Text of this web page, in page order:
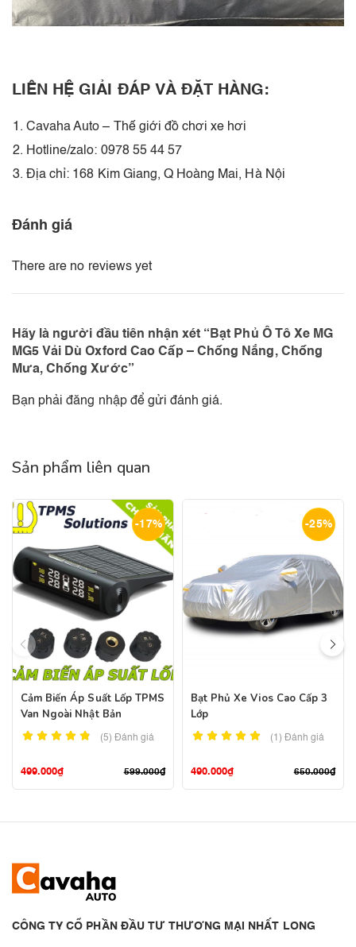
LIÊN HỆ GIẢI ĐÁP VÀ ĐẶT HÀNG:
Cavaha Auto – Thế giới đồ chơi xe hơi
Hotline/zalo: 0978 55 44 57
Địa chỉ: 168 Kim Giang, Q Hoàng Mai, Hà Nội
Đánh giá
There are no reviews yet
Hãy là người đầu tiên nhận xét “Bạt Phủ Ô Tô Xe MG
MG5 Vải Dù Oxford Cao Cấp – Chống Nắng, Chống
Mưa, Chống Xước”
Bạn phảiđăng nhậpđể gửi đánh giá.
Sản phẩm liên quan
-17%
Cảm Biến Áp Suất Lốp TPMS
Van Ngoài Nhật Bản
(5)Đánh giá
599.000₫
499.000₫
-25%
Bạt Phủ Xe Vios Cao Cấp 3
Lớp
(1)Đánh giá
650.000₫
490.000₫
CÔNG TY CỔ PHẦN ĐẦU TƯ THƯƠNG MẠI NHẤT LONG